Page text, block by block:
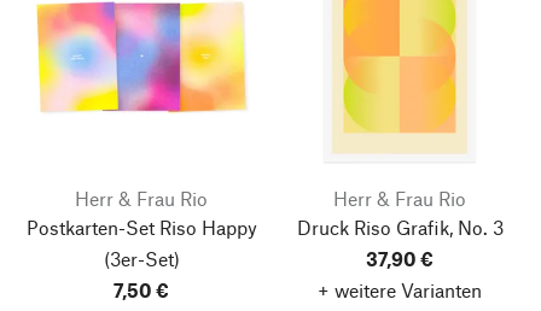
Herr & Frau Rio
Postkarten-Set Riso Happy
(3er-Set)
7,50 €
Herr & Frau Rio
Druck Riso Grafik, No. 3
37,90 €
+ weitere Varianten